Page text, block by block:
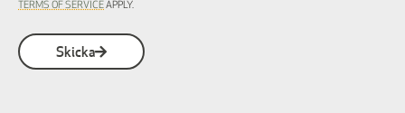
TERMS OF SERVICEAPPLY.
Skicka